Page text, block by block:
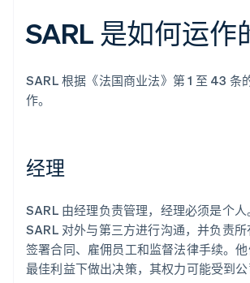
SARL 是如何运作
SARL 根据《法国商业法》第 1 至 43 条
作。
经理
SARL 由经理负责管理，经理必须是个
SARL 对外与第三方进行沟通，并负责
签署合同、雇佣员工和监督法律手续。
最佳利益下做出决策，其权力可能受到公